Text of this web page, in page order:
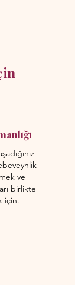
ve
birlikte
için.